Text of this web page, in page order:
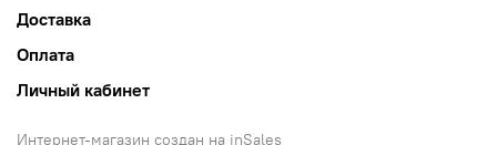
Доставка
Оплата
Личный кабинет
Интернет-магазин создан на inSales